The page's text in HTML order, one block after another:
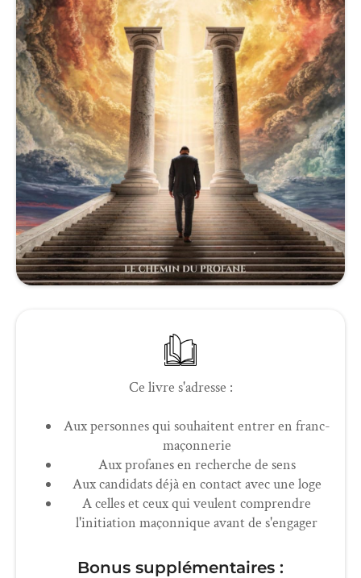
Ce livre s'adresse :
Aux personnes qui souhaitent entrer en franc-
maçonnerie
Aux profanes en recherche de sens
Aux candidats déjà en contact avec une loge
A celles et ceux qui veulent comprendre
l'initiation maçonnique avant de s'engager
Bonus supplémentaires :